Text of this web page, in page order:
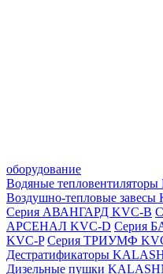
оборудование
Водяные
Воздушно-тепловые
Серия АВАНГАРД KVC-B
АРСЕНАЛ KVC-D Серия
KVC-P Серия ТРИУМФ
Дестратификаторы
Дизельные пушки